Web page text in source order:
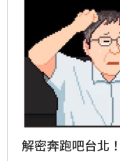
解密奔跑吧台北